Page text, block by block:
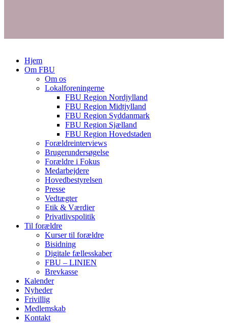
Hjem
Om FBU
Om os
Lokalforeningerne
FBU Region Nordjylland
FBU Region Midtjylland
FBU Region Syddanmark
FBU Region Sjælland
FBU Region Hovedstaden
Forældreinterviews
Brugerundersøgelse
Forældre i Fokus
Medarbejdere
Hovedbestyrelsen
Presse
Vedtægter
Etik & Værdier
Privatlivspolitik
Til forældre
Kurser til forældre
Bisidning
Digitale fællesskaber
FBU – LINIEN
Brevkasse
Kalender
Nyheder
Frivillig
Medlemskab
Kontakt